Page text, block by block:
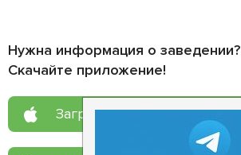
Нужна информация о заведении?
Скачайте приложение!
Загрузите в App Store